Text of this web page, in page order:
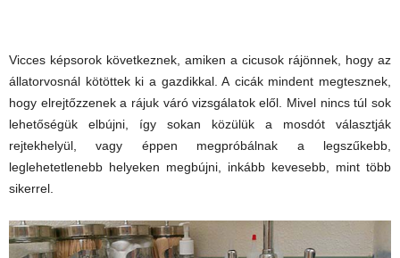
Vicces képsorok következnek, amiken a cicusok rájönnek, hogy az
állatorvosnál kötöttek ki a gazdikkal. A cicák mindent megtesznek,
hogy elrejtőzzenek a rájuk váró vizsgálatok elől. Mivel nincs túl sok
lehetőségük elbújni, így sokan közülük a mosdót választják
rejtekhelyül, vagy éppen megpróbálnak a legszűkebb,
leglehetetlenebb helyeken megbújni, inkább kevesebb, mint több
sikerrel.